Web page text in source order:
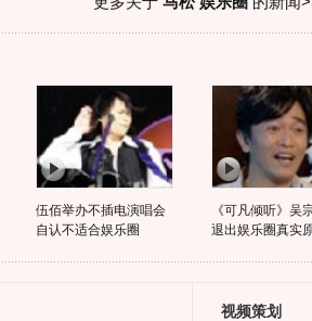
伍佰举办不插电演唱会
自认不适合娱乐圈
《可凡倾听》吴
退出娱乐圈真实
视频策划